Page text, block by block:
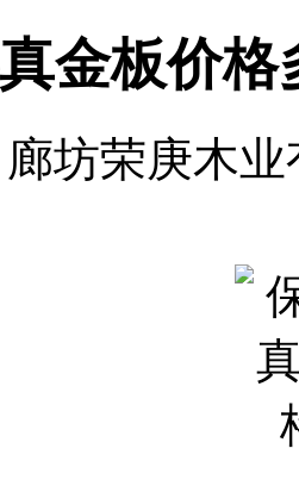
金板价格
坊荣庚木